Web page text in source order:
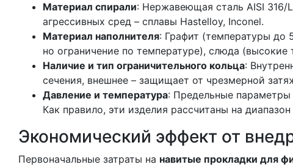
Материал спирали: Нержавеющая сталь AISI 316/
агрессивных сред – сплавы Hastelloy, Inconel.
Материал наполнителя: Графит (температуры до
но ограничение по температуре), слюда
Наличие и тип ограничительного кольца:
сечения, внешнее – защищает от чрезмерной
Давление и температура: Предельные
Как правило, эти изделия рассчитаны на
Экономический эффект от
Первоначальные затраты на навитые прокладки для